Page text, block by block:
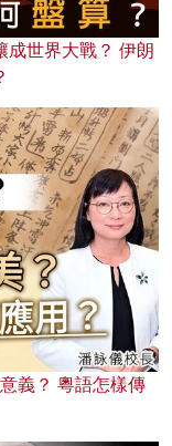
成世界大戰？ 伊朗
義？ 粵語怎樣傳